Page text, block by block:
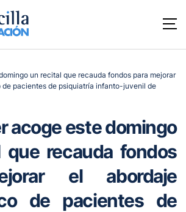
un recital que recauda fondos para mejorar
pacientes de psiquiatría infanto-juvenil de
acoge este domingo
que recauda fondos
el abordaje
de pacientes de